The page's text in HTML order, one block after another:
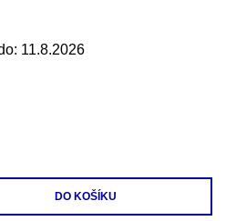
11.8.2026
DO KOŠÍKU
200